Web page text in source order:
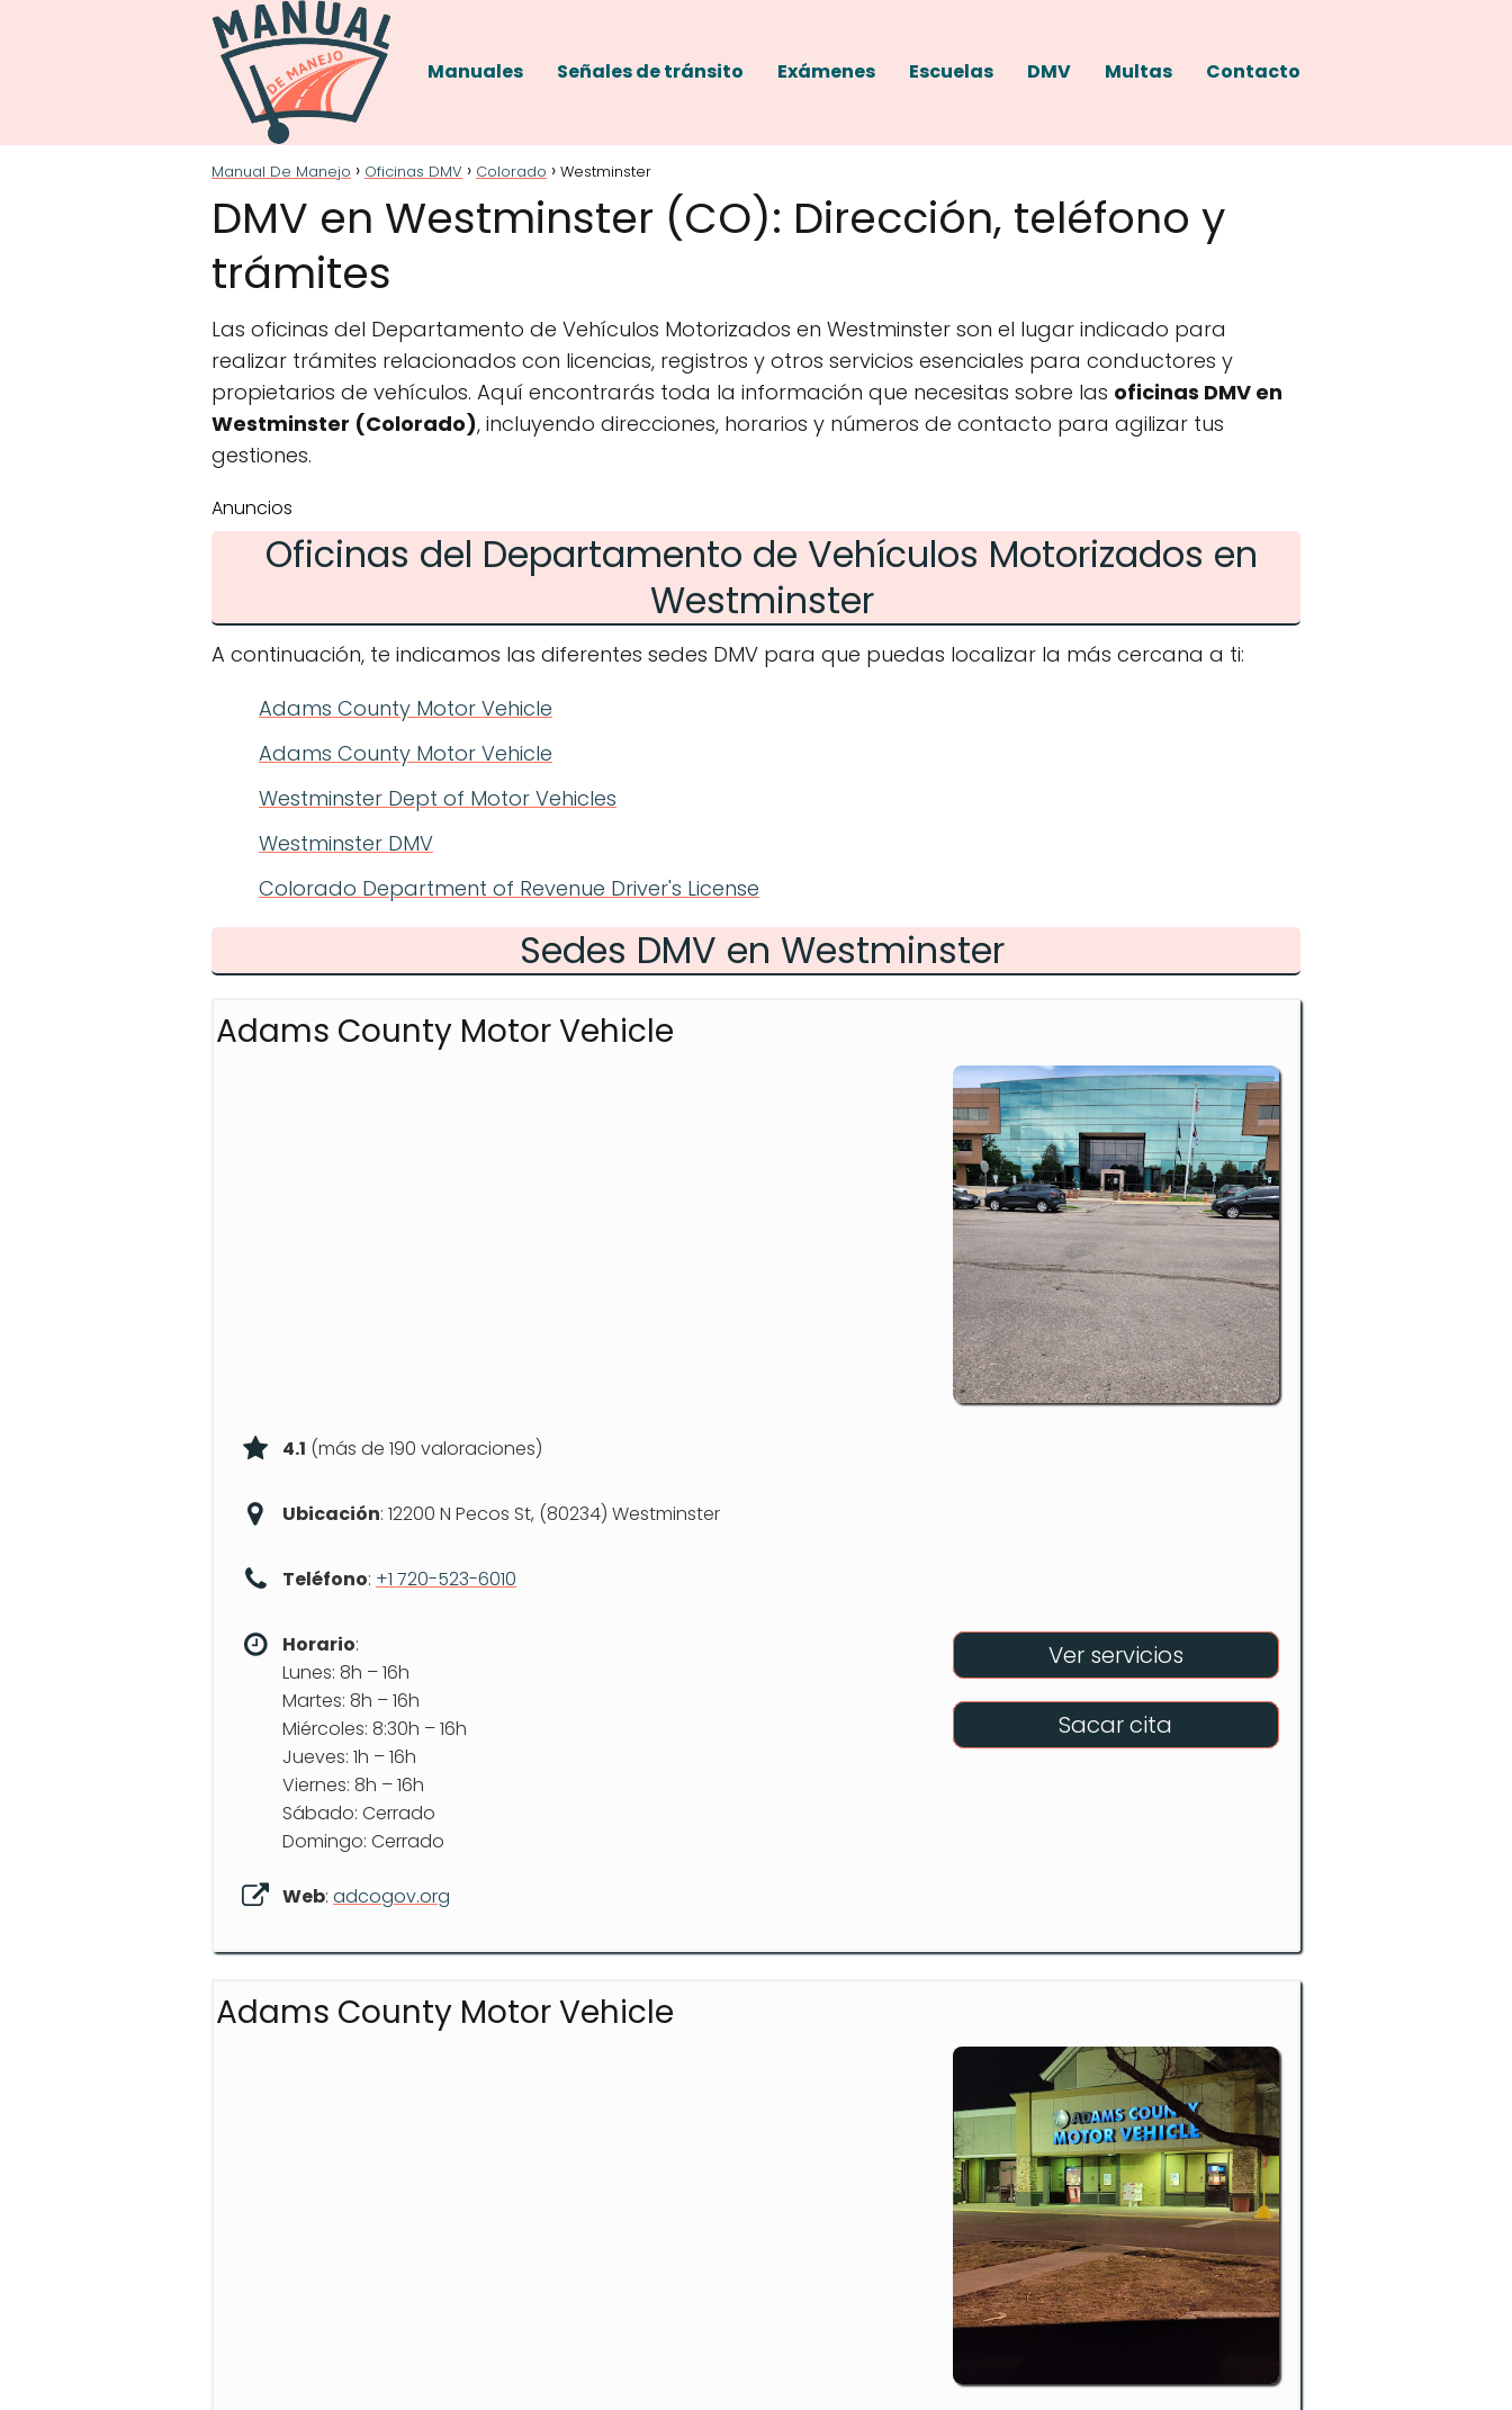
Manuales Señales de tránsito Exámenes Escuelas DMV Multas Contacto
Manual De Manejo Oficinas DMV Colorado Westminster
DMV en Westminster (CO): Dirección, teléfono y
trámites
Las oficinas del Departamento de Vehículos Motorizados en Westminster son el lugar indicado para
realizar trámites relacionados con licencias, registros y otros servicios esenciales para conductores y
propietarios de vehículos. Aquí encontrarás toda la información que necesitas sobre las oficinas DMV en
Westminster (Colorado), incluyendo direcciones, horarios y números de contacto para agilizar tus
gestiones.
Anuncios
Oficinas del Departamento de Vehículos Motorizados en
Westminster
A continuación, te indicamos las diferentes sedes DMV para que puedas localizar la más cercana a ti:
Adams County Motor Vehicle
Adams County Motor Vehicle
Westminster Dept of Motor Vehicles
Westminster DMV
Colorado Department of Revenue Driver's License
Sedes DMV en Westminster
Adams County Motor Vehicle
4.1 (más de 190 valoraciones)
Ubicación: 12200 N Pecos St, (80234) Westminster
Teléfono: +1 720-523-6010
Horario:
Lunes: 8h – 16h
Martes: 8h – 16h
Miércoles: 8:30h – 16h
Jueves: 1h – 16h
Viernes: 8h – 16h
Sábado: Cerrado
Domingo: Cerrado
Web: adcogov.org
Ver servicios
Sacar cita
Adams County Motor Vehicle